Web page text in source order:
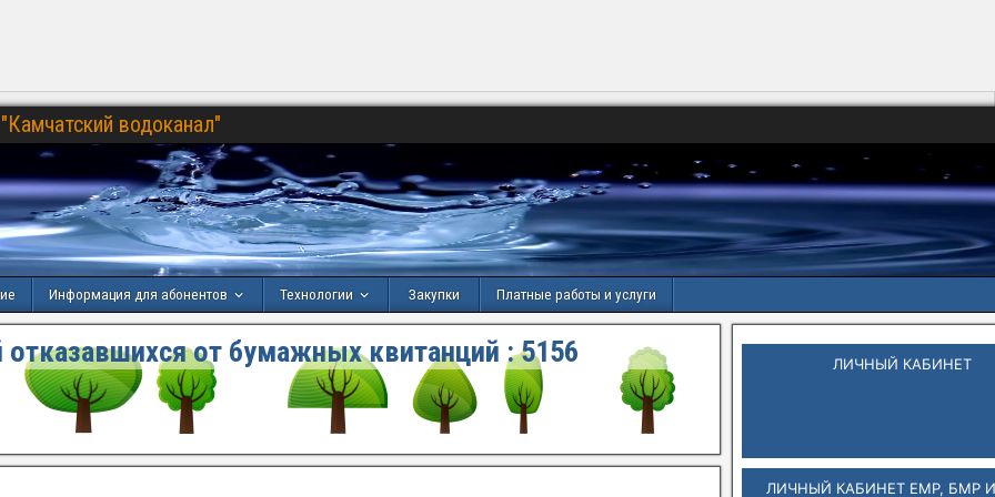
водоканал"
Информация для абонентов Технологии Закупки Платные работы и услуги
от бумажных квитанций :5156 ЛИЧНЫЙ КАБИНЕТ
ЛИЧНЫЙ КАБИНЕТ ЕМР, БМР